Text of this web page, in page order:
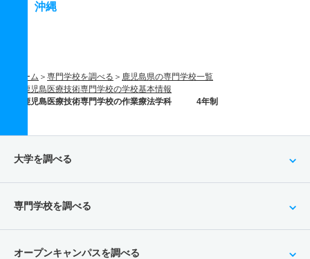
沖縄
ホーム 専門学校を調べる
鹿児島県の専門学校一覧
鹿児島医療技術専門学校の学校基本情報
鹿児島医療技術専門学校の作業療法学科 4年制
大学を調べる
専門学校を調べる
オープンキャンパスを調べる